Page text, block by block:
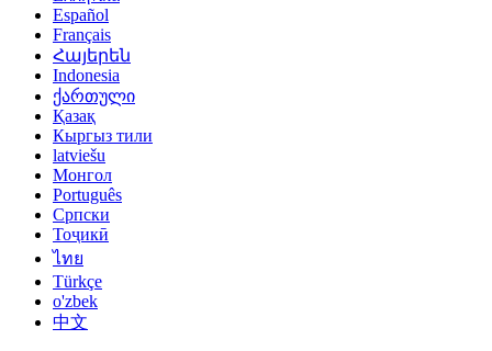
Español
Français
Հայերեն
Indonesia
ქართული
Қазақ
Кыргыз тили
latviešu
Монгол
Português
Српски
Тоҷикӣ
ไทย
Türkçe
o'zbek
中文